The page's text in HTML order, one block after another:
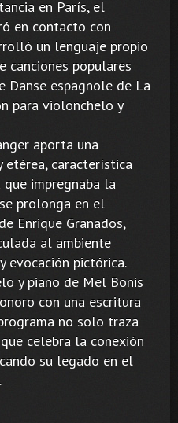
en París, el
en contacto con
un lenguaje propio
canciones populares
Danse espagnole de La
para violonchelo y
aporta una
característica
impregnaba la
prolonga en el
Enrique Granados,
al ambiente
evocación pictórica.
y piano de Mel Bonis
con una escritura
no solo traza
celebra la conexión
su legado en el